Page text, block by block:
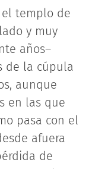
el templo de
y muy
años–
de la cúpula
aunque
en las que
pasa con el
afuera
de